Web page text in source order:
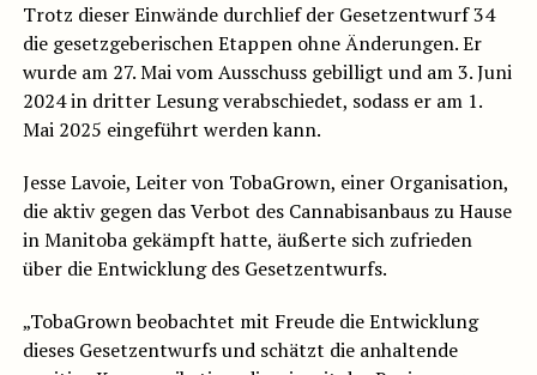
Trotz dieser Einwände durchlief der Gesetzentwurf 34
die gesetzgeberischen Etappen ohne Änderungen. Er
wurde am 27. Mai vom Ausschuss gebilligt und am 3. Juni
2024 in dritter Lesung verabschiedet, sodass er am 1.
Mai 2025 eingeführt werden kann.
Jesse Lavoie, Leiter von TobaGrown, einer Organisation,
die aktiv gegen das Verbot des Cannabisanbaus zu Hause
in Manitoba gekämpft hatte, äußerte sich zufrieden
über die Entwicklung des Gesetzentwurfs.
„TobaGrown beobachtet mit Freude die Entwicklung
dieses Gesetzentwurfs und schätzt die anhaltende